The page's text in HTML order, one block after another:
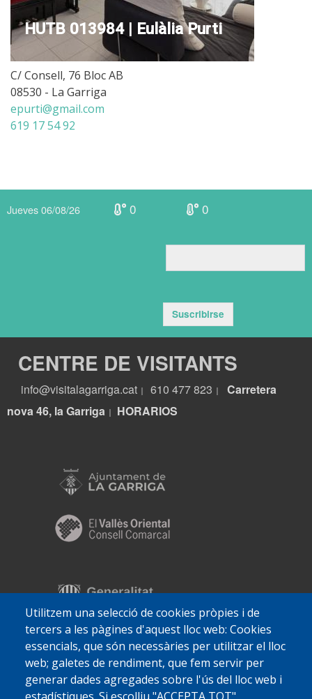
HUTB 013984 | Eulàlia Purti
C/ Consell, 76 Bloc AB
08530 - La Garriga
epurti@gmail.com
619 17 54 92
Utilitzem una selecció de cookies pròpies i de
tercers a les pàgines d'aquest lloc web: Cookies
essencials, que són necessàries per utilitzar el lloc
web; galetes de rendiment, que fem servir per
generar dades agregades sobre l'ús del lloc web i
Jueves 06/08/26 0 0
Suscribirse
CENTRE DE VISITANTS
info@visitalagarriga.cat 610 477 823
Carretera
nova 46, la Garriga
HORARIOS